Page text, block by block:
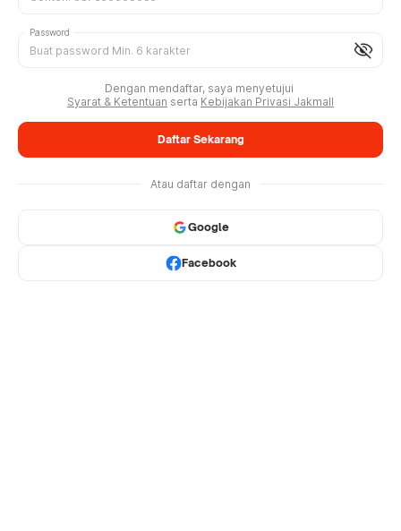
visibility_off
Password
Dengan mendaftar, saya menyetujui
Syarat & Ketentuan serta Kebijakan Privasi Jakmall
Daftar Sekarang
Atau daftar dengan
Google
Facebook